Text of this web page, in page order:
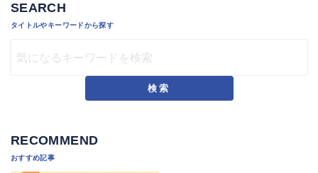
SEARCH
タイトルやキーワードから探す
検索
RECOMMEND
おすすめ記事